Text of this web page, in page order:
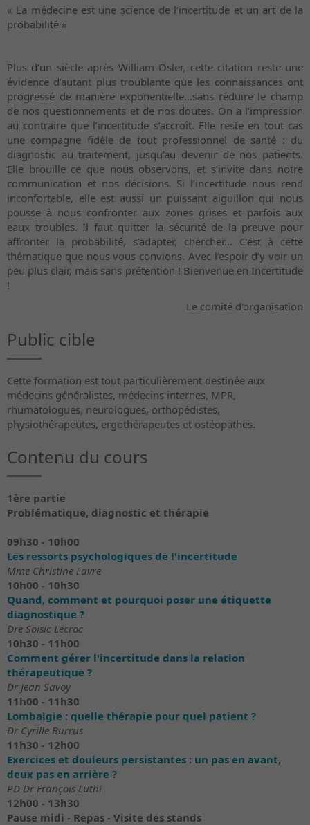
« La médecine est une science de l’incertitude et un art de la
probabilité »
Plus d’un siècle après William Osler, cette citation reste une
évidence d’autant plus troublante que les connaissances ont
progressé de manière exponentielle…sans réduire le champ
de nos questionnements et de nos doutes. On a l’impression
au contraire que l’incertitude s’accroît. Elle reste en tout cas
une compagne fidèle de tout professionnel de santé : du
diagnostic au traitement, jusqu’au devenir de nos patients.
Elle brouille ce que nous observons, et s’invite dans notre
communication et nos décisions. Si l’incertitude nous rend
inconfortable, elle est aussi un puissant aiguillon qui nous
pousse à nous confronter aux zones grises et parfois aux
eaux troubles. Il faut quitter la sécurité de la preuve pour
affronter la probabilité, s’adapter, chercher… C’est à cette
thématique que nous vous convions. Avec l’espoir d’y voir un
peu plus clair, mais sans prétention ! Bienvenue en Incertitude
!
Le comité d'organisation
Public cible
Cette formation est tout particulièrement destinée aux
médecins généralistes, médecins internes, MPR,
rhumatologues, neurologues, orthopédistes,
physiothérapeutes, ergothérapeutes et ostéopathes.
Contenu du cours
1ère partie
Problématique, diagnostic et thérapie
09h30 - 10h00
Les ressorts psychologiques de l'incertitude
Mme Christine Favre
10h00 - 10h30
Quand, comment et pourquoi poser une étiquette
diagnostique ?
Dre Soisic Lecroc
10h30 - 11h00
Comment gérer l'incertitude dans la relation
thérapeutique ?
Dr Jean Savoy
11h00 - 11h30
Lombalgie : quelle thérapie pour quel patient ?
Dr Cyrille Burrus
11h30 - 12h00
Exercices et douleurs persistantes : un pas en avant,
deux pas en arrière ?
PD Dr François Luthi
12h00 - 13h30
Pause midi - Repas - Visite des stands